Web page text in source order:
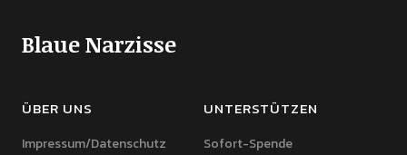
Blaue Narzisse
ÜBER UNS
Impressum/Datenschutz
UNTERSTÜTZEN
Sofort-Spende